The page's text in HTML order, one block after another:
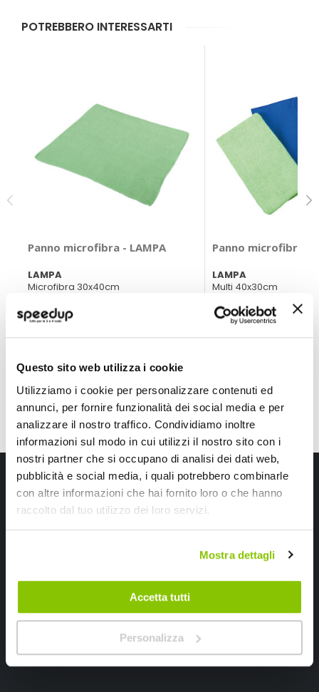
Questo sito web utilizza i cookie
Utilizziamo i cookie per personalizzare contenuti ed
annunci, per fornire funzionalità dei social media e per
analizzare il nostro traffico. Condividiamo inoltre
informazioni sul modo in cui utilizzi il nostro sito con i
nostri partner che si occupano di analisi dei dati web,
pubblicità e social media, i quali potrebbero combinarle
con altre informazioni che hai fornito loro o che hanno
raccolto dal tuo utilizzo dei loro servizi.
Mostra dettagli
Accetta tutti
Personalizza
POTREBBERO INTERESSARTI
Panno microfibra - LAMPA
LAMPA
Microfibra 30x40cm
3,55 €
Panno microfibra -
LAMPA
Multi 40x30cm
7,20 €
Iscriviti alla newsletter Speedup
Ricevi subito uno sconto del 10% per il tuo primo acquisto online!
Ho letto e accettato il documentoprivacy policy
Iscrivimi